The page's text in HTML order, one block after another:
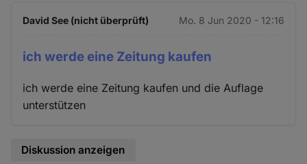
David See (nicht überprüft) Mo. 8 Jun 2020 - 12:16
ich werde eine Zeitung kaufen
ich werde eine Zeitung kaufen und die Auflage
unterstützen
Diskussion anzeigen